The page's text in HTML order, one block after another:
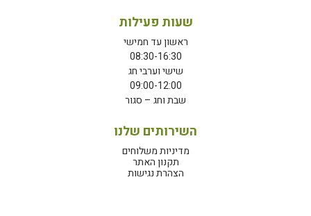
שעות פעילות
ראשון עד חמישי
08:30-16:30
שישי וערבי חג
09:00-12:00
שבת וחג – סגור
השירותים שלנו
מדיניות משלוחים
תקנון האתר
הצהרת נגישות